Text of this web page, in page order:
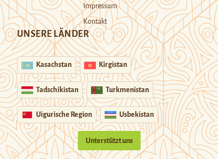
Impressum
Kontakt
UNSERE LÄNDER
Kasachstan Kirgistan
Tadschikistan Turkmenistan
Uigurische Region Usbekistan
Unterstützt uns